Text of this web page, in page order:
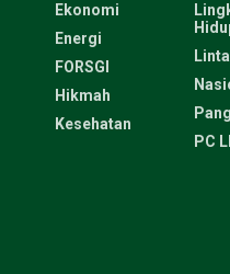
Ekonomi
Energi
FORSGI
Hikmah
Kesehatan
PC